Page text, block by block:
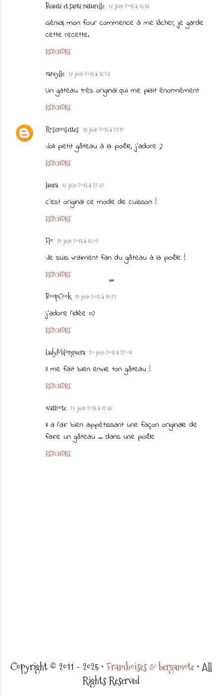
Beauté et santé naturelle 18 juin 2015 à 15:14
Génial, mon four commence à me lâcher, je garde
cette recette.
RÉPONDRE
caneylle 18 juin 2015 à 16:28
Un gateau très original qui me plait énormément
RÉPONDRE
Rosenoisettes 18 juin 2015 à 21:19
Joli petit gâteau à la poêle, j'adore ;)
RÉPONDRE
laura 18 juin 2015 à 22:32
c'est original ce mode de cuisson !
RÉPONDRE
Flo 19 juin 2015 à 13:02
Je suis vraiment fan du gâteau à la poêle !
RÉPONDRE
BoopCook 19 juin 2015 à 19:21
j'adore l'idée =)
RÉPONDRE
LadyMilonguera 20 juin 2015 à 22:04
Il me fait bien envie ton gâteau !
RÉPONDRE
wattoote 23 juin 2015 à 12:43
il a l'air bien appétissant une façon originale de
faire un gâteau ... dans une poêle
RÉPONDRE
e
Copyright © 2011 - 2025 • Framboises & bergamote• All
Rights Reserved